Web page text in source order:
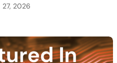
27, 2026